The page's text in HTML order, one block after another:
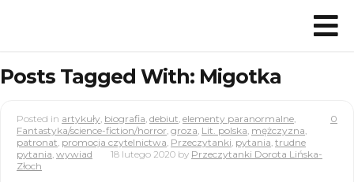
Posts Tagged With: Migotka
0
Posted in artykuły biografia debiut elementy paranormalne
Fantastyka/science-fiction/horror groza Lit. polska mężczyzna
patronat promocja czytelnictwa Przeczytanki pytania trudne
pytania wywiad 18 lutego 2020 by Przeczytanki Dorota Lińska-
Złoch